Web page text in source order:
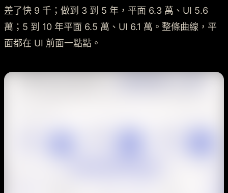
差了快 9 千；做到 3 到 5 年，平面 6.3 萬、UI 5.6
萬；5 到 10 年平面 6.5 萬、UI 6.1 萬。整條曲線，平
面都在 UI 前面一點點。